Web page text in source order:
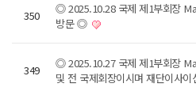
350
◎ 2025.10.28 국제 제1부회장
방문 ◎
349
◎ 2025.10.27 국제 제1부회장
및 전 국제회장이시며 재단이사